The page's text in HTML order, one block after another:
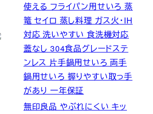
使える フライパン用せいろ 蒸
篭 セイロ 蒸し料理 ガス火・IH
対応 洗いやすい 食洗機対応
蓋なし 304食品グレードステ
ンレス 片手鍋用せいろ 両手
鍋用せいろ 握りやすい取っ手
があり 一年保証
無印良品 やぶれにくい キッ